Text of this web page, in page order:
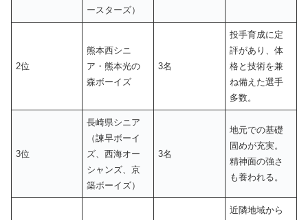
ースターズ）
2位
熊本西シニ
ア・熊本光の
森ボーイズ
3名
投手育成に定
評があり、体
格と技術を兼
ね備えた選手
多数。
3位
長崎県シニア
（諫早ボーイ
ズ、西海オー
シャンズ、京
築ボーイズ）
3名
地元での基礎
固めが充実。
精神面の強さ
も養われる。
近隣地域から